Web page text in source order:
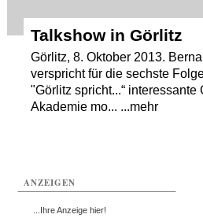
Talkshow in Görlitz
Görlitz, 8. Oktober 2013.
verspricht für die sechste
"Görlitz spricht...“
Akademie mo... ...mehr
ANZEIGEN
...Ihre Anzeige hier!